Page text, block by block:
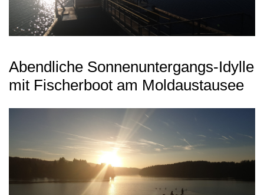
Abendliche Sonnenuntergangs-Idylle
mit Fischerboot am Moldaustausee